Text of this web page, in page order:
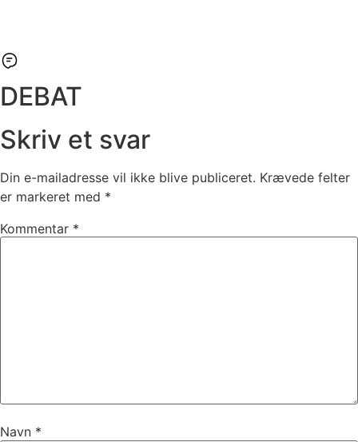
DEBAT
Skriv et svar
Din e-mailadresse vil ikke blive publiceret. Krævede felter
er markeret med *
Kommentar *
Navn *